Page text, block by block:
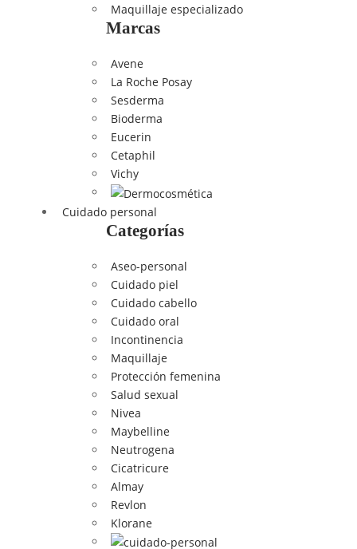
Maquillaje especializado
Marcas
Avene
La Roche Posay
Sesderma
Bioderma
Eucerin
Cetaphil
Vichy
Cuidado personal
Categorías
Aseo-personal
Cuidado piel
Cuidado cabello
Cuidado oral
Incontinencia
Maquillaje
Protección femenina
Salud sexual
Nivea
Maybelline
Neutrogena
Cicatricure
Almay
Revlon
Klorane